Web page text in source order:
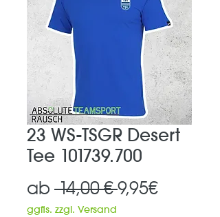
23 WS-TSGR Desert
Tee 101739.700
ab 14,00 € Standardpreis
9,95€Sale-
ggfls. zzgl. Versand